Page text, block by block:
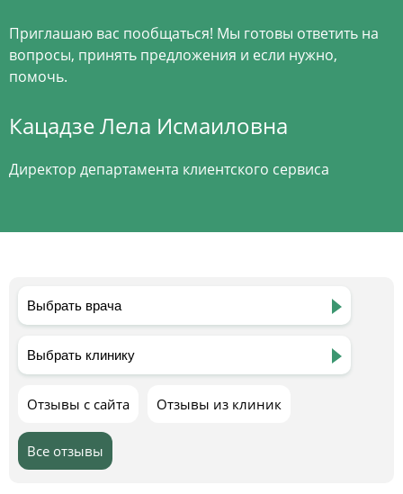
Приглашаю вас пообщаться! Мы готовы ответить на
вопросы, принять предложения и если нужно,
помочь.
Кацадзе Лела Исмаиловна
Директор департамента клиентского сервиса
Отзывы с сайта Отзывы из клиник
Все отзывы